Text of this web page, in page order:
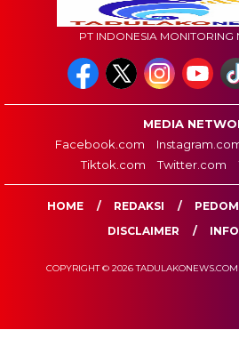
PT INDONESIA MONITORING
MEDIA
Facebook.com
Tiktok.com
Twitter.com
HOME REDAKSI
DISCLAIMER
COPYRIGHT © 2026